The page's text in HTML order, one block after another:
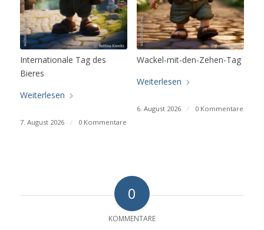
Internationale Tag des
Bieres
Weiterlesen
7. August 2026 / 0 Kommentare
Wackel-mit-den-Zehen-Tag
Weiterlesen
6. August 2026 / 0 Kommentare
0
KOMMENTARE